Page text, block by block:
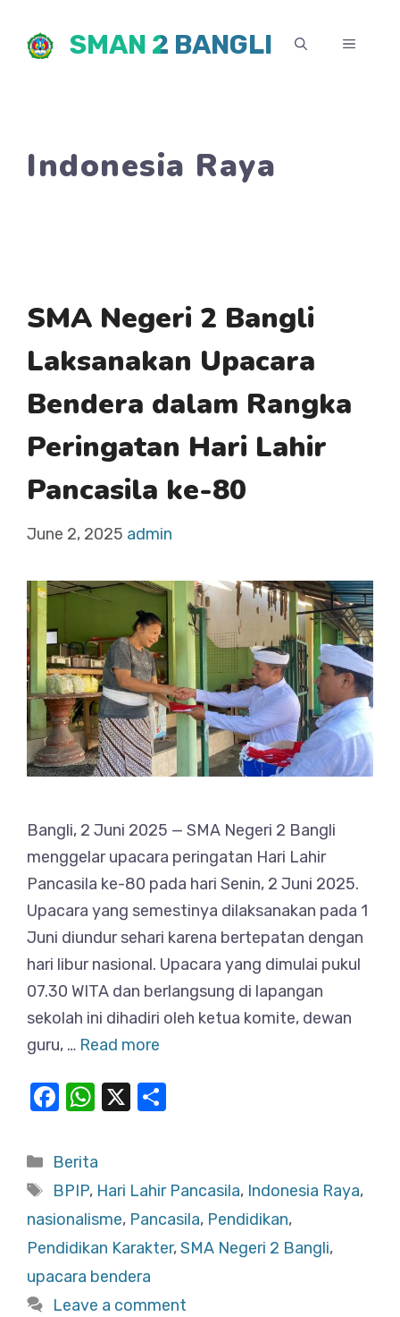
SMAN 2 BANGLI MENU
Indonesia Raya
SMA Negeri 2 Bangli
Laksanakan Upacara
Bendera dalam Rangka
Peringatan Hari Lahir
Pancasila ke-80
June 2, 2025 admin
Bangli, 2 Juni 2025 — SMA Negeri 2 Bangli
menggelar upacara peringatan Hari Lahir
Pancasila ke-80 pada hari Senin, 2 Juni 2025.
Upacara yang semestinya dilaksanakan pada 1
Juni diundur sehari karena bertepatan dengan
hari libur nasional. Upacara yang dimulai pukul
07.30 WITA dan berlangsung di lapangan
sekolah ini dihadiri oleh ketua komite, dewan
guru, … Read more
F
c
e
b
o
o
k
W
at
s
A
p
p
X
e
Categories
Berita
Tags
BPIP, Hari Lahir Pancasila, Indonesia Raya,
nasionalisme, Pancasila, Pendidikan,
Pendidikan Karakter,SMA Negeri 2 Bangli,
upacara bendera
Leave a comment